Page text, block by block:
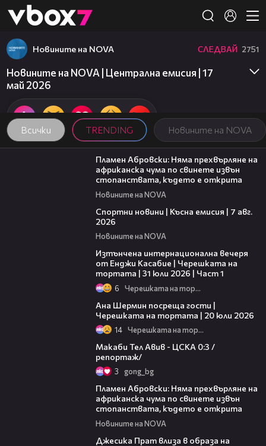
👾
Всички TRENDING Новините на NOVA
Новините на NOVA СЛЕДВАЙ 2751
Новините на NOVA | Централна емисия | 17
май 2026
13:17
Пламен Абровски: Няма прехвърляне на
африканска чума по свинете извън
стопанствата, където е открита
Новините на NOVA
Спортни новини | Късна емисия | 7 авг.
2026
Новините на NOVA
Изтънчена интернационална вечеря
от Енджи Касабие | Черешката на
тортата | 31 юли 2026 | Част 1
6 Черешката на тортата
Ана Шермин посреща гости |
Черешката на тортата | 20 юли 2026
14 Черешката на тортата
Макаби Тел Авив - ЦСКА 0:3 /
репортаж/
3 gong_bg
Пламен Абровски: Няма прехвърляне на
африканска чума по свинете извън
стопанствата, където е открита
Новините на NOVA
Джесика Прат влиза в образа на